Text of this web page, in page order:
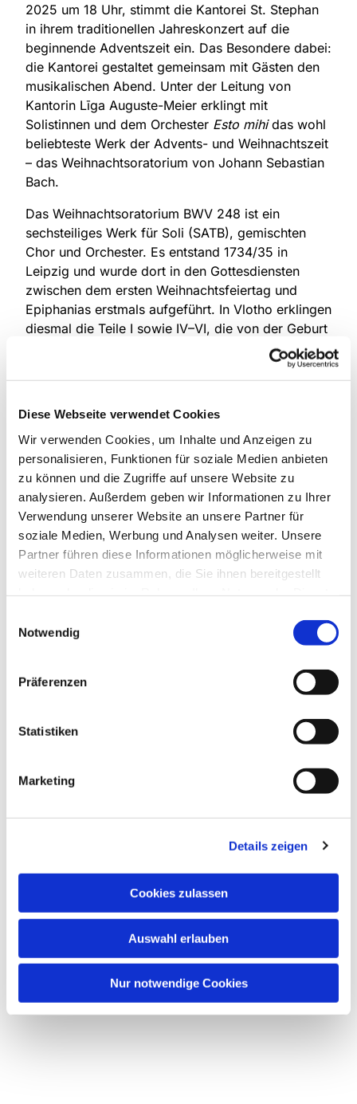
Diese Webseite verwendet Cookies
Wir verwenden Cookies, um Inhalte und Anzeigen zu
personalisieren, Funktionen für soziale Medien anbieten
zu können und die Zugriffe auf unsere Website zu
analysieren. Außerdem geben wir Informationen zu Ihrer
Verwendung unserer Website an unsere Partner für
soziale Medien, Werbung und Analysen weiter. Unsere
Partner führen diese Informationen möglicherweise mit
weiteren Daten zusammen, die Sie ihnen bereitgestellt
Notwendig
Präferenzen
Statistiken
Marketing
Details zeigen
Cookies zulassen
Auswahl erlauben
Nur notwendige Cookies
2025 um 18 Uhr, stimmt die Kantorei St. Stephan
in ihrem traditionellen Jahreskonzert auf die
beginnende Adventszeit ein. Das Besondere dabei:
die Kantorei gestaltet gemeinsam mit Gästen den
musikalischen Abend. Unter der Leitung von
Kantorin Līga Auguste-Meier erklingt mit
Solistinnen und dem Orchester Esto mihidas wohl
beliebteste Werk der Advents- und Weihnachtszeit
– das Weihnachtsoratorium von Johann Sebastian
Bach.
Das Weihnachtsoratorium BWV 248 ist ein
sechsteiliges Werk für Soli (SATB), gemischten
Chor und Orchester. Es entstand 1734/35 in
Leipzig und wurde dort in den Gottesdiensten
zwischen dem ersten Weihnachtsfeiertag und
Epiphanias erstmals aufgeführt. In Vlotho erklingen
diesmal die Teile I sowie IV–VI, die von der Geburt
Jesu bis zur Anbetung der Weisen erzählen. Diese
Kantaten vereinen festliche Eingangs- und
Schlusschöre, farbenreiche Choralbearbeitungen
Bogen, der von jubelnder Freude bis zu inniger
Andacht reicht. Die prächtige Instrumentierung mit
Trompeten und Pauken, feinen Holzbläserfarben
und den lebendigen Chorsätzen macht die Musik
zu einem Höhepunkt im Kirchenjahr.
Vorverkauf:ab 10. November mit
Sitzplatzreservierung online (Tickets), beim
Stadtmarketing der Stadt Vlotho, im
Eintritt:20 €, ermäßigt 15 €.